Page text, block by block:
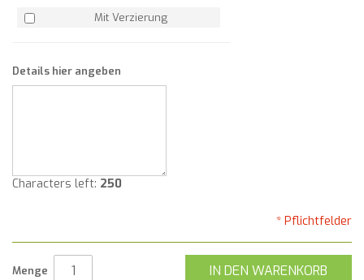
Mit Verzierung
Details hier angeben
Characters left: 250
* Pflichtfelder
Menge IN DEN WARENKORB